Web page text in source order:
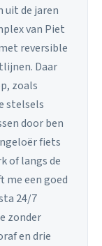
uit de jaren
van Piet
reversible
Daar
zoals
stelsels
door ben
fiets
of langs de
me een goed
24/7
zonder
en drie